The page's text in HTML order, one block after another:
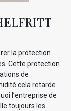
la protection
Cette protection
de
cela retarde
l’entreprise de
toujours les